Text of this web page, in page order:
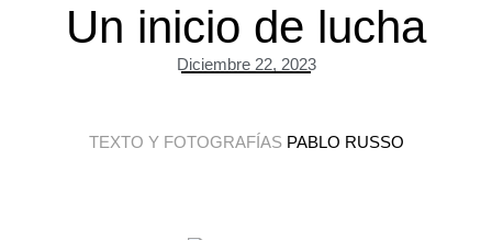
Un inicio de lucha
Diciembre 22, 2023
TEXTO Y FOTOGRAFÍASPABLO RUSSO